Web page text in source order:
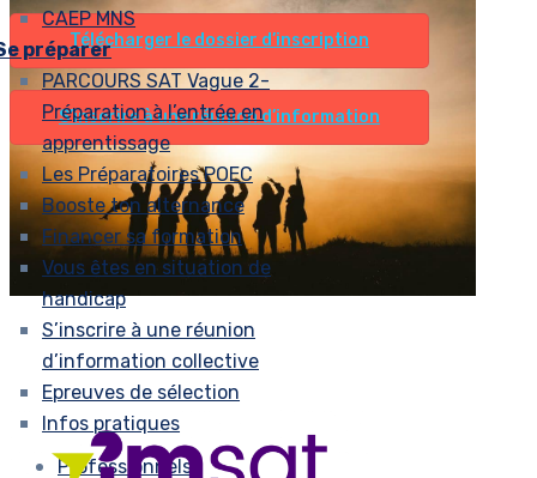
CAEP MNS
préparer
PARCOURS SAT Vague 2-
Préparation à l’entrée en
apprentissage
Les Préparatoires POEC
Booste ton alternance
Financer sa formation
Vous êtes en situation de
handicap
S’inscrire à une réunion
d’information collective
Epreuves de sélection
Infos pratiques
Professionnels
Télécharger le dossier d’inscription
S’inscrire à une réunion d’information